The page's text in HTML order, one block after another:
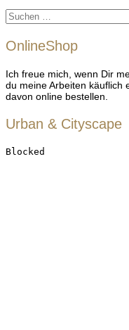
Suchen
nach:
OnlineShop
Ich freue mich, wenn Dir
du meine Arbeiten käuflich
davon online bestellen.
Urban & Cityscape